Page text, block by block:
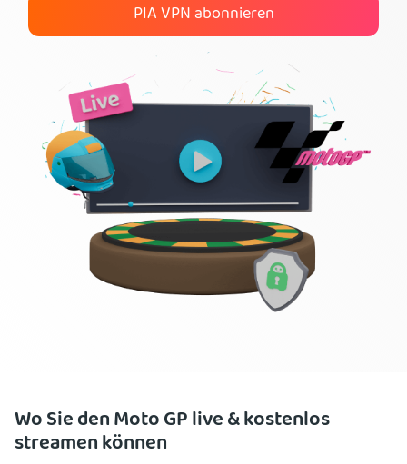
PIA VPN abonnieren
Wo Sie den Moto GP live & kostenlos
streamen können